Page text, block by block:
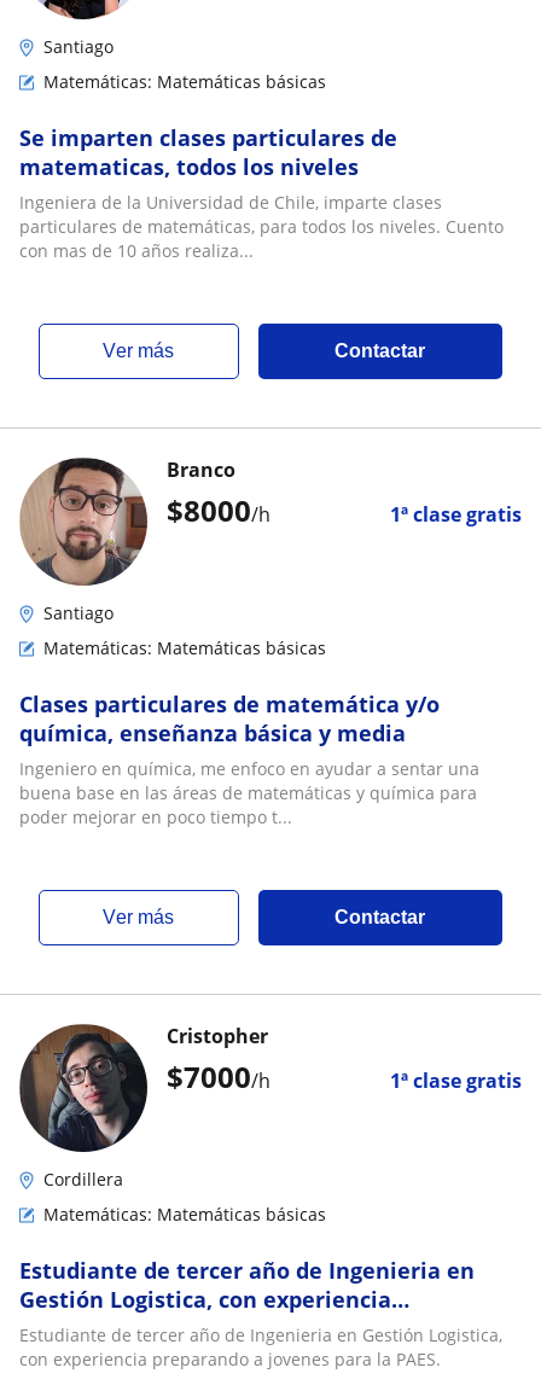
Santiago
Matemáticas: Matemáticas básicas
Se imparten clases particulares de
matematicas, todos los niveles
Ingeniera de la Universidad de Chile, imparte clases
particulares de matemáticas, para todos los niveles. Cuento
con mas de 10 años realiza...
ver más Contactar
$8000/h 1ª clase gratis
Branco
Santiago
Matemáticas: Matemáticas básicas
Clases particulares de matemática y/o
química, enseñanza básica y media
Ingeniero en química, me enfoco en ayudar a sentar una
buena base en las áreas de matemáticas y química para
poder mejorar en poco tiempo t...
ver más Contactar
$7000/h 1ª clase gratis
Cristopher
Cordillera
Matemáticas: Matemáticas básicas
Estudiante de tercer año de Ingenieria en
Gestión Logistica, con experiencia
preparando a jovenes para la PAES
Estudiante de tercer año de Ingenieria en Gestión Logistica,
con experiencia preparando a jovenes para la PAES.